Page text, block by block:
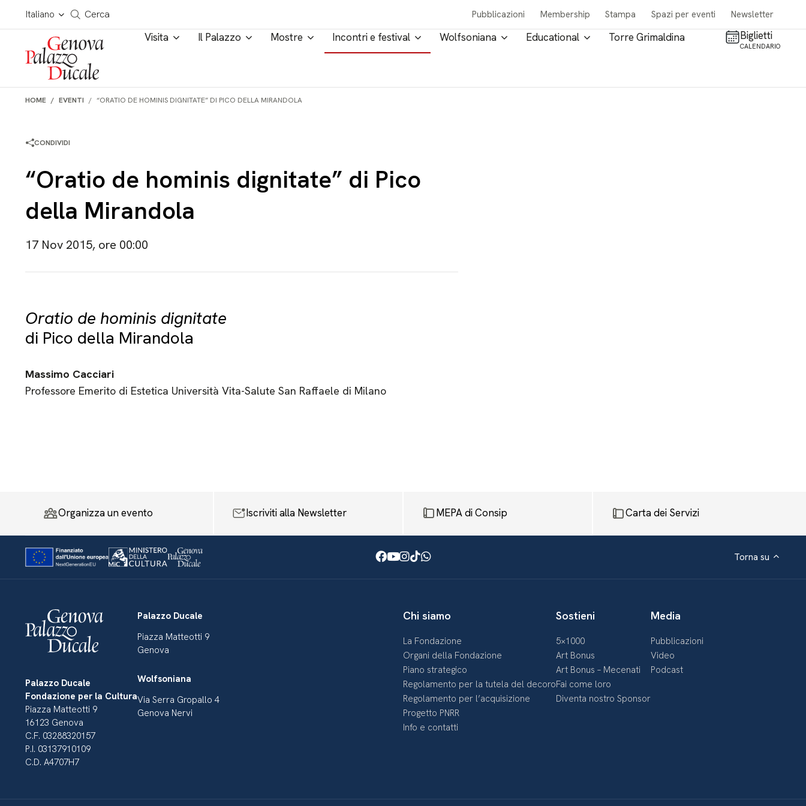
Salta al contenuto
Italiano
Cerca in tutto il sito
Cerca Pubblicazioni Membership Stampa Spazi per eventi Newsletter
Visita Il Palazzo Mostre Incontri e festival Wolfsoniana Educational Torre Grimaldina Biglietti
CALENDARIO
HOME EVENTI “ORATIO DE HOMINIS DIGNITATE” DI PICO DELLA MIRANDOLA
CONDIVIDI
“Oratio de hominis dignitate” di Pico
della Mirandola
17 Nov 2015, ore 00:00
Oratio de hominis dignitate
di Pico della Mirandola
Massimo Cacciari
Professore Emerito di Estetica Università Vita-Salute San Raffaele di Milano
Organizza un evento Iscriviti alla Newsletter MEPA di Consip Carta dei Servizi
Facebook
Youtube
Instagram
TikTok
WhatsApp Torna su
Palazzo Ducale
Fondazione per la Cultura
Piazza Matteotti 9
16123 Genova
C.F. 03288320157
P.I. 03137910109
C.D. A4707H7
Palazzo Ducale
Piazza Matteotti 9
Genova
Wolfsoniana
Via Serra Gropallo 4
Genova Nervi
Chi siamo
La Fondazione
Organi della Fondazione
Piano strategico
Regolamento per la tutela del decoro
Regolamento per l’acquisizione
Progetto PNRR
Info e contatti
Sostieni
5×1000
Art Bonus
Art Bonus – Mecenati
Fai come loro
Diventa nostro Sponsor
Media
Pubblicazioni
Video
Podcast